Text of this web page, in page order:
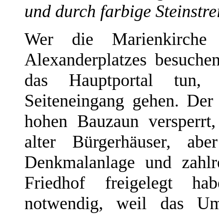
und durch farbige
Wer die
Alexanderplatzes
das Hauptportal tun,
Seiteneingang gehen.
hohen Bauzaun
alter Bürgerhäuser,
Denkmalanlage und
Friedhof freigelegt
notwendig, weil das